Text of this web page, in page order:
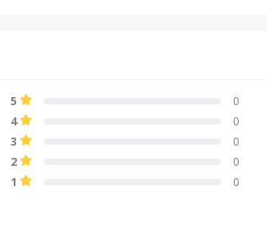
5
0
4
0
3
0
2
0
1
0